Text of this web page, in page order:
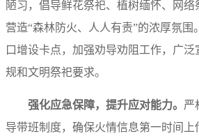
陋习，倡导鲜花祭祀、植树缅怀、网络
营造“森林防火、人人有责”的浓厚氛
口增设卡点，加强劝导劝阻工作，广
规和文明祭祀要求。
强化应急保障，提升应对能力。 严
导带班制度，确保火情信息第一时间